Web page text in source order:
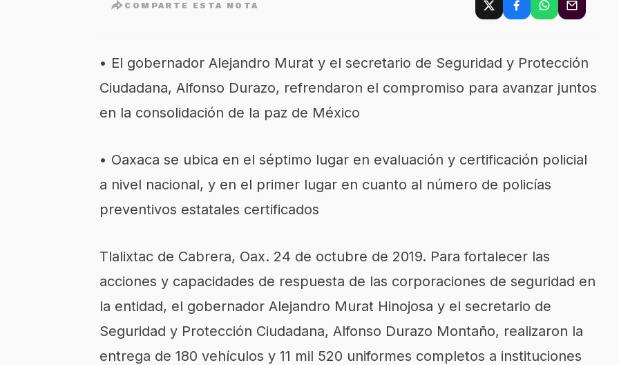
COMPARTE ESTA NOTA
• El gobernador Alejandro Murat y el secretario de Seguridad y Protección
Ciudadana, Alfonso Durazo, refrendaron el compromiso para avanzar juntos
en la consolidación de la paz de México
• Oaxaca se ubica en el séptimo lugar en evaluación y certificación policial
a nivel nacional, y en el primer lugar en cuanto al número de policías
preventivos estatales certificados
Tlalixtac de Cabrera, Oax. 24 de octubre de 2019. Para fortalecer las
acciones y capacidades de respuesta de las corporaciones de seguridad en
la entidad, el gobernador Alejandro Murat Hinojosa y el secretario de
Seguridad y Protección Ciudadana, Alfonso Durazo Montaño, realizaron la
entrega de 180 vehículos y 11 mil 520 uniformes completos a instituciones